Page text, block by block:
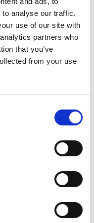
analyse our traffic.
use of our site with
partners who
that you’ve
from your use